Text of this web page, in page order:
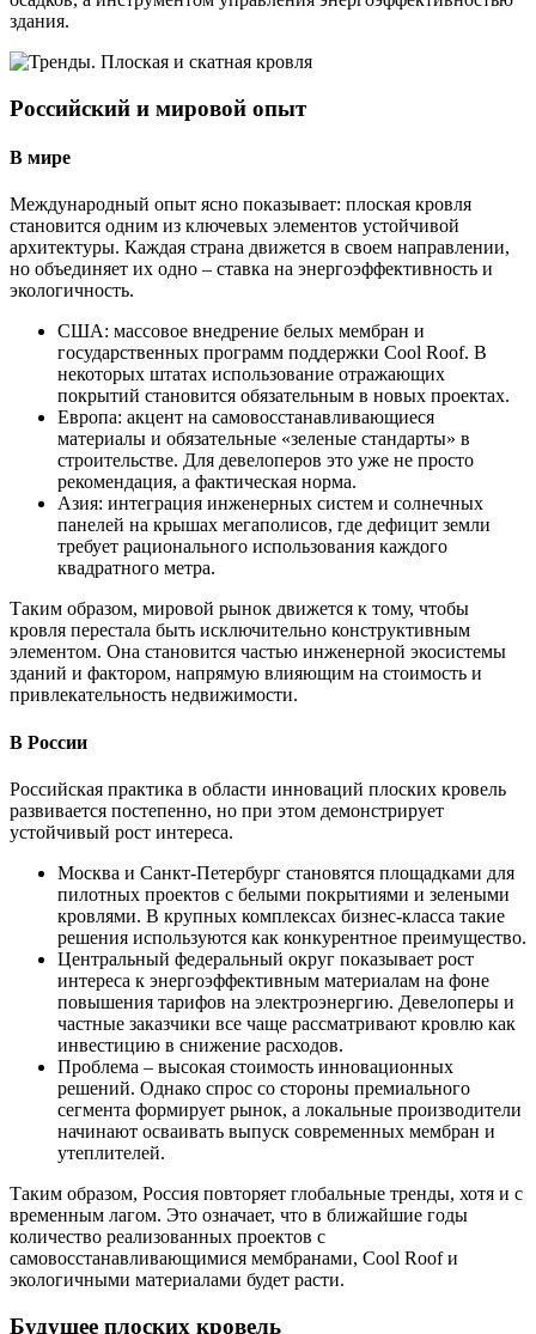
здания.
Российский и мировой опыт
В мире
Международный опыт ясно показывает: плоская кровля
становится одним из ключевых элементов устойчивой
архитектуры. Каждая страна движется в своем направлении,
но объединяет их одно – ставка на энергоэффективность и
экологичность.
США: массовое внедрение белых мембран и
государственных программ поддержки Cool Roof. В
некоторых штатах использование отражающих
покрытий становится обязательным в новых проектах.
Европа: акцент на самовосстанавливающиеся
материалы и обязательные «зеленые стандарты» в
строительстве. Для девелоперов это уже не просто
рекомендация, а фактическая норма.
Азия: интеграция инженерных систем и солнечных
панелей на крышах мегаполисов, где дефицит земли
требует рационального использования каждого
квадратного метра.
Таким образом, мировой рынок движется к тому, чтобы
кровля перестала быть исключительно конструктивным
элементом. Она становится частью инженерной экосистемы
зданий и фактором, напрямую влияющим на стоимость и
привлекательность недвижимости.
В России
Российская практика в области инноваций плоских кровель
развивается постепенно, но при этом демонстрирует
устойчивый рост интереса.
Москва и Санкт-Петербург становятся площадками для
пилотных проектов с белыми покрытиями и зелеными
кровлями. В крупных комплексах бизнес-класса такие
решения используются как конкурентное преимущество.
Центральный федеральный округ показывает рост
интереса к энергоэффективным материалам на фоне
повышения тарифов на электроэнергию. Девелоперы и
частные заказчики все чаще рассматривают кровлю как
инвестицию в снижение расходов.
Проблема – высокая стоимость инновационных
решений. Однако спрос со стороны премиального
сегмента формирует рынок, а локальные производители
начинают осваивать выпуск современных мембран и
утеплителей.
Таким образом, Россия повторяет глобальные тренды, хотя и с
временным лагом. Это означает, что в ближайшие годы
количество реализованных проектов с
самовосстанавливающимися мембранами, Cool Roof и
экологичными материалами будет расти.
Будущее плоских кровель